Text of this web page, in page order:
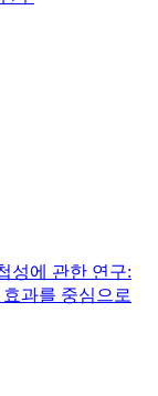
성에 관한 연구:
과를 중심으로